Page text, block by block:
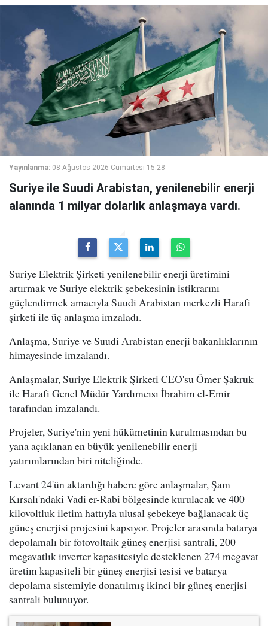
Yayınlanma: 08 Ağustos 2026 Cumartesi 15:28
Suriye ile Suudi Arabistan, yenilenebilir enerji
alanında 1 milyar dolarlık anlaşmaya vardı.
Suriye Elektrik Şirketi yenilenebilir enerji üretimini
artırmak ve Suriye elektrik şebekesinin istikrarını
güçlendirmek amacıyla Suudi Arabistan merkezli Harafi
şirketi ile üç anlaşma imzaladı.
Anlaşma, Suriye ve Suudi Arabistan enerji bakanlıklarının
himayesinde imzalandı.
Anlaşmalar, Suriye Elektrik Şirketi CEO'su Ömer Şakruk
ile Harafi Genel Müdür Yardımcısı İbrahim el-Emir
tarafından imzalandı.
Projeler, Suriye'nin yeni hükümetinin kurulmasından bu
yana açıklanan en büyük yenilenebilir enerji
yatırımlarından biri niteliğinde.
Levant 24'ün aktardığı habere göre anlaşmalar, Şam
Kırsalı'ndaki Vadi er-Rabi bölgesinde kurulacak ve 400
kilovoltluk iletim hattıyla ulusal şebekeye bağlanacak üç
güneş enerjisi projesini kapsıyor. Projeler arasında batarya
depolamalı bir fotovoltaik güneş enerjisi santrali, 200
megavatlık inverter kapasitesiyle desteklenen 274 megavat
üretim kapasiteli bir güneş enerjisi tesisi ve batarya
depolama sistemiyle donatılmış ikinci bir güneş enerjisi
santrali bulunuyor.